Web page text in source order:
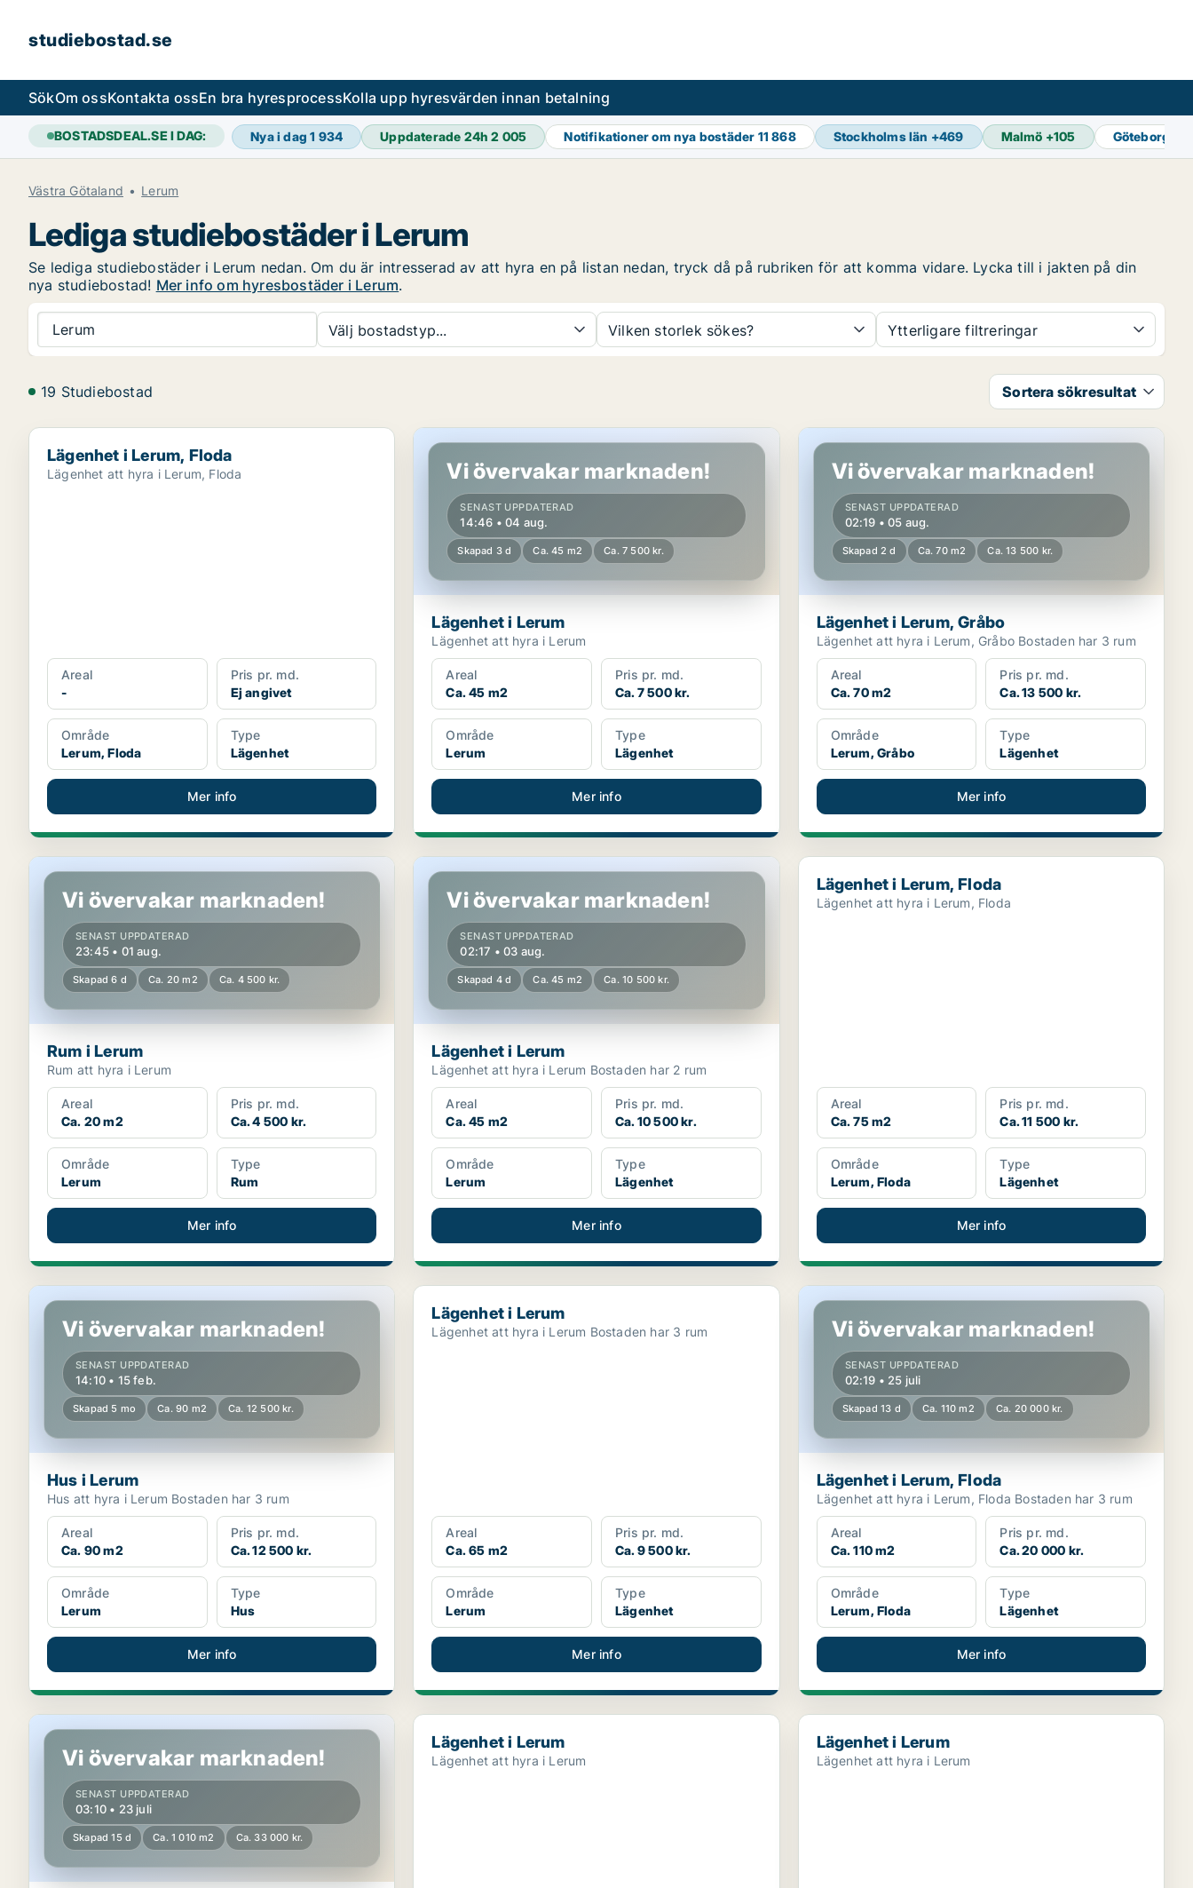
studiebostad.se
SökOm ossKontakta ossEn bra hyresprocessKolla upp hyresvärden innan betalning
BOSTADSDEAL.SE I DAG: Nya i dag1 934 Uppdaterade 24h2 005 Notifikationer om nya bostäder 11 868 Stockholms län +469 Malmö +105 Göteborg
Västra Götaland Lerum
Lediga studiebostäder i Lerum
Se lediga studiebostäder i Lerum nedan. Om du är intresserad av att hyra en på listan nedan, tryck då på rubriken för att komma vidare. Lycka till i jakten på din
nya studiebostad! Mer info om hyresbostäder i Lerum.
Lerum Välj bostadstyp... Vilken storlek sökes? Ytterligare filtreringar
19 Studiebostad Sortera sökresultat
Lägenhet i Lerum, Floda
Lägenhet i Lerum, Floda
Lägenhet att hyra i Lerum, Floda
Areal
-
Pris pr. md.
Ej angivet
Område
Lerum, Floda
Type
Lägenhet
Mer info
Lägenhet i Lerum
Vi övervakar marknaden!
SENAST UPPDATERAD
14:46 • 04 aug.
Skapad 3 d Ca. 45 m2 Ca. 7 500 kr.
Lägenhet i Lerum
Lägenhet att hyra i Lerum
Areal
Ca. 45 m2
Pris pr. md.
Ca. 7 500 kr.
Område
Lerum
Type
Lägenhet
Mer info
Lägenhet i Lerum, Gråbo
Vi övervakar marknaden!
SENAST UPPDATERAD
02:19 • 05 aug.
Skapad 2 d Ca. 70 m2 Ca. 13 500 kr.
Lägenhet i Lerum, Gråbo
Lägenhet att hyra i Lerum, Gråbo Bostaden har 3 rum
Areal
Ca. 70 m2
Pris pr. md.
Ca. 13 500 kr.
Område
Lerum, Gråbo
Type
Lägenhet
Mer info
Rum i Lerum
Vi övervakar marknaden!
SENAST UPPDATERAD
23:45 • 01 aug.
Skapad 6 d Ca. 20 m2 Ca. 4 500 kr.
Rum i Lerum
Rum att hyra i Lerum
Areal
Ca. 20 m2
Pris pr. md.
Ca. 4 500 kr.
Område
Lerum
Type
Rum
Mer info
Lägenhet i Lerum
Vi övervakar marknaden!
SENAST UPPDATERAD
02:17 • 03 aug.
Skapad 4 d Ca. 45 m2 Ca. 10 500 kr.
Lägenhet i Lerum
Lägenhet att hyra i Lerum Bostaden har 2 rum
Areal
Ca. 45 m2
Pris pr. md.
Ca. 10 500 kr.
Område
Lerum
Type
Lägenhet
Mer info
Lägenhet i Lerum, Floda
Lägenhet i Lerum, Floda
Lägenhet att hyra i Lerum, Floda
Areal
Ca. 75 m2
Pris pr. md.
Ca. 11 500 kr.
Område
Lerum, Floda
Type
Lägenhet
Mer info
Hus i Lerum
Vi övervakar marknaden!
SENAST UPPDATERAD
14:10 • 15 feb.
Skapad 5 mo Ca. 90 m2 Ca. 12 500 kr.
Hus i Lerum
Hus att hyra i Lerum Bostaden har 3 rum
Areal
Ca. 90 m2
Pris pr. md.
Ca. 12 500 kr.
Område
Lerum
Type
Hus
Mer info
Lägenhet i Lerum
Lägenhet i Lerum
Lägenhet att hyra i Lerum Bostaden har 3 rum
Areal
Ca. 65 m2
Pris pr. md.
Ca. 9 500 kr.
Område
Lerum
Type
Lägenhet
Mer info
Lägenhet i Lerum, Floda
Vi övervakar marknaden!
SENAST UPPDATERAD
02:19 • 25 juli
Skapad 13 d Ca. 110 m2 Ca. 20 000 kr.
Lägenhet i Lerum, Floda
Lägenhet att hyra i Lerum, Floda Bostaden har 3 rum
Areal
Ca. 110 m2
Pris pr. md.
Ca. 20 000 kr.
Område
Lerum, Floda
Type
Lägenhet
Mer info
Hus i Lerum
Vi övervakar marknaden!
SENAST UPPDATERAD
03:10 • 23 juli
Skapad 15 d Ca. 1 010 m2 Ca. 33 000 kr.
Lägenhet i Lerum
Lägenhet i Lerum
Lägenhet att hyra i Lerum
Lägenhet i Lerum
Lägenhet i Lerum
Lägenhet att hyra i Lerum